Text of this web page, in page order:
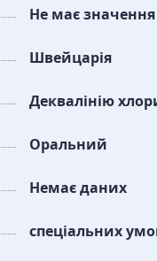
Не має значення
Швейцарія
Деквалінію
Оральний
Немає даних
спеціальних